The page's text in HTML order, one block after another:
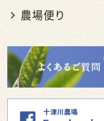
農場便り